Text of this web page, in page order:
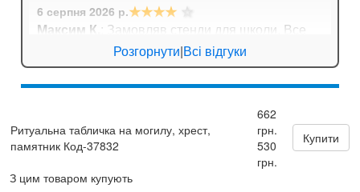
6 серпня 2026 р.★★★★ ☆
Максим К. : Замовляв стенди для школи. Все
приїхало дуже оперативно, навіть не довелося
довго чекати!
: Довго шукали плакати з
формулами для кабінету математики. Тут
знайшли ідеальний варіант!
Розгорнути|Всі відгуки
Ритуальна табличка на могилу, хрест,
памятник Код-37832
662
грн.
530
грн.
Купити
З цим товаром купують